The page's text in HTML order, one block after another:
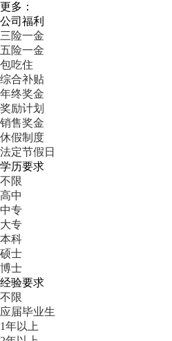
更多：
公司福利
三险一金
五险一金
包吃住
综合补贴
年终奖金
奖励计划
销售奖金
休假制度
法定节假日
学历要求
不限
高中
中专
大专
本科
硕士
博士
经验要求
不限
应届毕业生
1年以上